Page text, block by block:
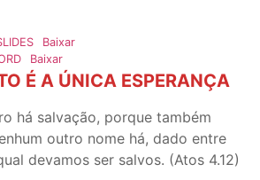
Baixar
Baixar
É A ÚNICA ESPERANÇA
há salvação, porque também
outro nome há, dado entre
devamos ser salvos. (Atos 4.12)